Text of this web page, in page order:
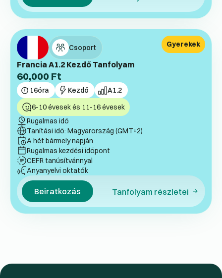
Csoport
Francia A1.2 Kezdő Tanfolyam
60,000 Ft
16óra Kezdő A1.2
Gyerekek
6-10 évesek és 11-16 évesek
Rugalmas idő
Tanítási idő: Magyarország (GMT+2)
A hét bármely napján
Rugalmas kezdési időpont
CEFR tanúsítvánnyal
Anyanyelvi oktatók
Beiratkozás Tanfolyam részletei